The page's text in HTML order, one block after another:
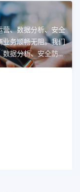
营、数据分析、安全
业务顺畅无阻。我们
数据分析、安全防护
顺畅无阻。